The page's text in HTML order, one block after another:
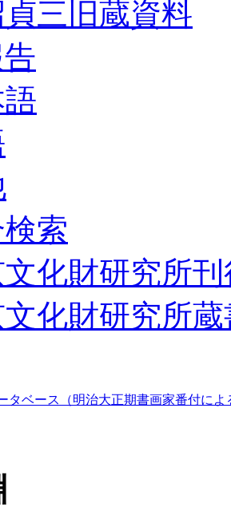
三旧蔵資料
語
索
化財研究所
化財研究所
タベース（明治大正期書画家番付によ